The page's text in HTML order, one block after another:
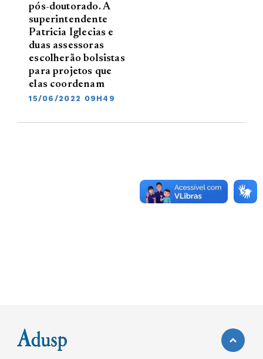
pós-doutorado. A
superintendente
Patricia Iglecias e
duas assessoras
escolherão bolsistas
para projetos que
elas coordenam
15/06/2022 09H49